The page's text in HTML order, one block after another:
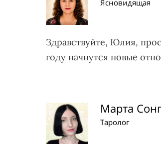
Ясновидящая
Здравствуйте, Юлия,
году начнутся новые
Марта Сонг
Таролог